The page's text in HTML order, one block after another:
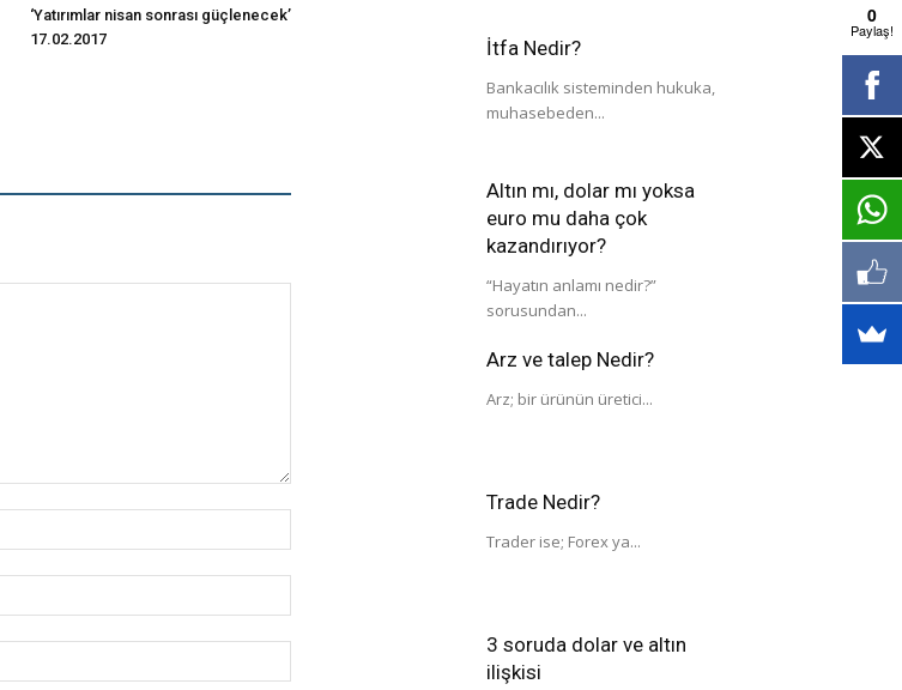
‘Yatırımlar nisan sonrası güçlenecek’
17.02.2017
İtfa Nedir?
Bankacılık sisteminden hukuka,
muhasebeden...
Altın mı, dolar mı yoksa
euro mu daha çok
kazandırıyor?
“Hayatın anlamı nedir?”
sorusundan...
Arz ve talep Nedir?
Arz; bir ürünün üretici...
Trade Nedir?
Trader ise; Forex ya...
3 soruda dolar ve altın
ilişkisi
0
Paylaş!